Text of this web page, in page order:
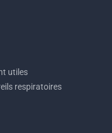
utiles
respiratoires